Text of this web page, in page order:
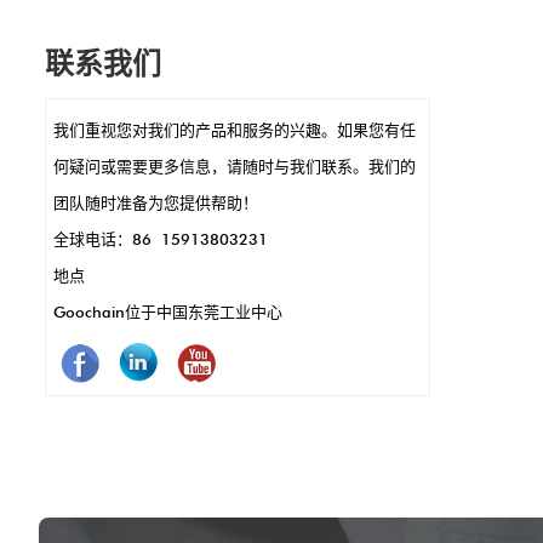
计，例如在手持式终端或读卡器中。 POGO引
交易的关键。另外，它们耐用且耐腐蚀，这意
味着更少的维护和更长的使用。简而言之，
Pogo引脚使POS系统的运作效果更好，更快，
联系我们
我们重视您对我们的产品和服务的兴趣。如果您有任
何疑问或需要更多信息，请随时与我们联系。我们的
团队随时准备为您提供帮助！
全球电话：86 15913803231
地点
Goochain位于中国东莞工业中心